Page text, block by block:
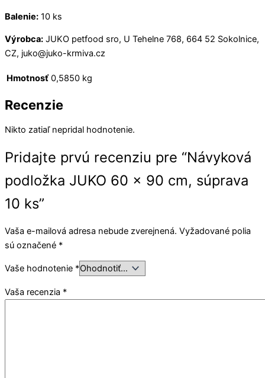
Balenie: 10 ks
Výrobca: JUKO petfood sro, U Tehelne 768, 664 52 Sokolnice,
CZ, juko@juko-krmiva.cz
Hmotnosť 0,5850 kg
Recenzie
Nikto zatiaľ nepridal hodnotenie.
Pridajte prvú recenziu pre “Návyková
podložka JUKO 60 x 90 cm, súprava
10 ks”
Vaša e-mailová adresa nebude zverejnená. Vyžadované polia
sú označené *
Vaše hodnotenie *
Vaša recenzia *